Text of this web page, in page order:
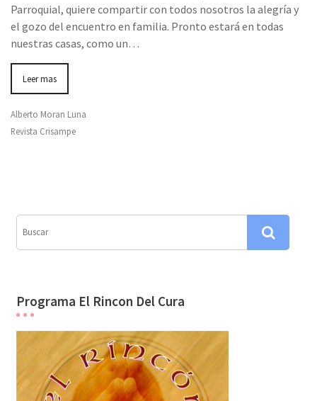
Parroquial, quiere compartir con todos nosotros la alegría y
el gozo del encuentro en familia. Pronto estará en todas
nuestras casas, como un…
Leer mas
Alberto Moran Luna
Revista Crisampe
Programa El Rincon Del Cura